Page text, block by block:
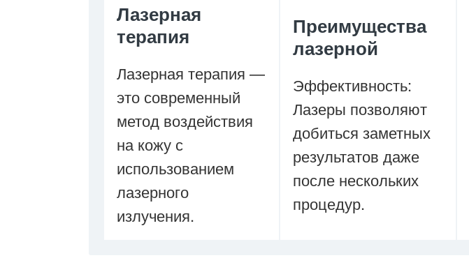
Лазерная
терапия
Лазерная терапия —
это современный
метод воздействия
на кожу с
использованием
лазерного
излучения.
Преимущества
лазерной
Эффективность:
Лазеры позволяют
добиться заметных
результатов даже
после нескольких
процедур.